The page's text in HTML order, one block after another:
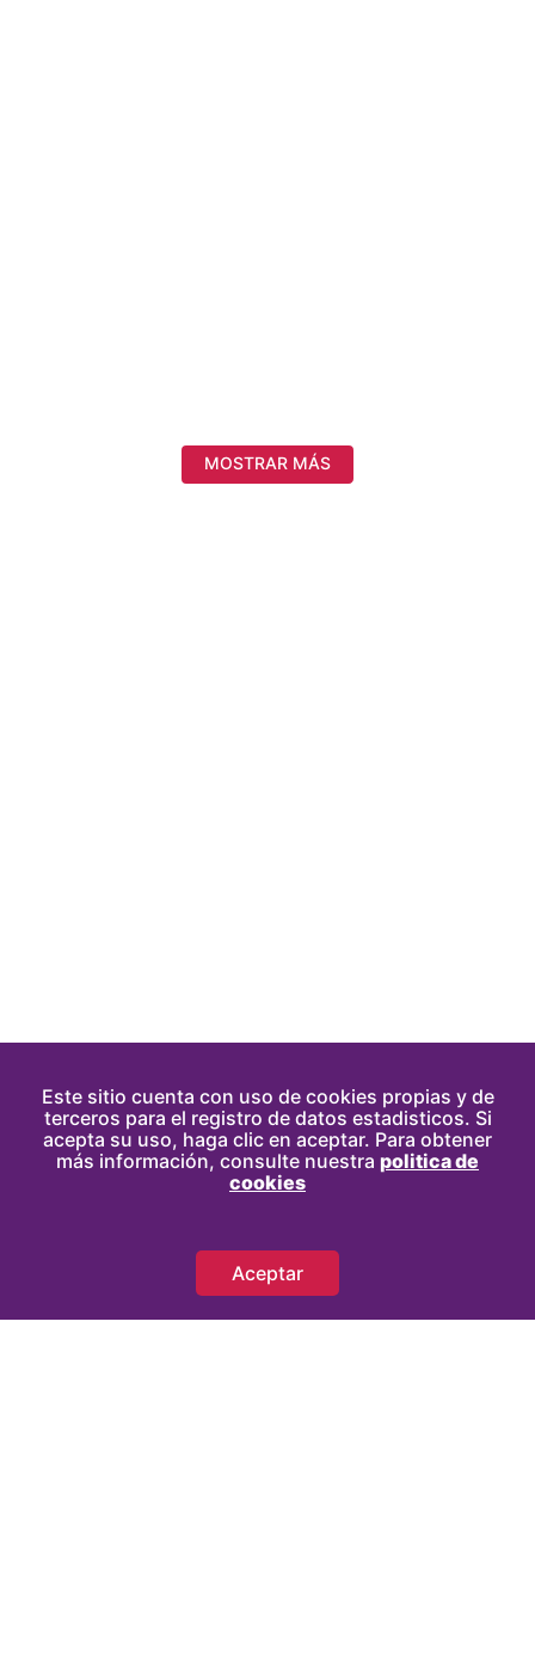
Este sitio cuenta con uso de cookies propias y de
terceros para el registro de datos estadisticos. Si
acepta su uso, haga clic en aceptar. Para obtener
más información, consulte nuestra politica de
cookies
Aceptar
MOSTRAR MÁS